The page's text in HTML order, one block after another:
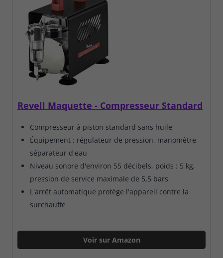
Revell Maquette - Compresseur Standard
Compresseur à piston standard sans huile
Équipement : régulateur de pression, manomètre,
séparateur d'eau
Niveau sonore d'environ 55 décibels, poids : 5 kg,
pression de service maximale de 5,5 bars
L'arrêt automatique protège l'appareil contre la
surchauffe
Voir sur Amazon